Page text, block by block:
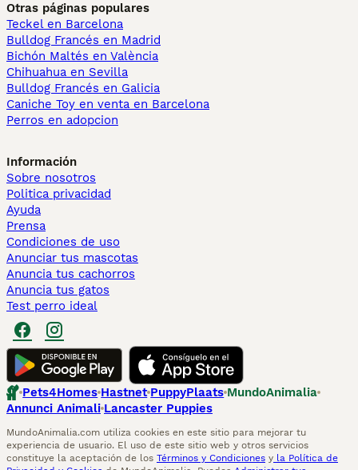
Otras páginas populares
Teckel en Barcelona
Bulldog Francés en Madrid
Bichón Maltés en València
Chihuahua en Sevilla
Bulldog Francés en Galicia
Caniche Toy en venta en Barcelona
Perros en adopcion
Información
Sobre nosotros
Politica privacidad
Ayuda
Prensa
Condiciones de uso
Anunciar tus mascotas
Anuncia tus cachorros
Anuncia tus gatos
Test perro ideal
Pets4Homes Hastnet PuppyPlaats MundoAnimalia
Annunci Animali Lancaster Puppies
MundoAnimalia.com utiliza cookies en este sitio para mejorar tu
experiencia de usuario. El uso de este sitio web y otros servicios
constituye la aceptación de los Términos y Condiciones y la Política de